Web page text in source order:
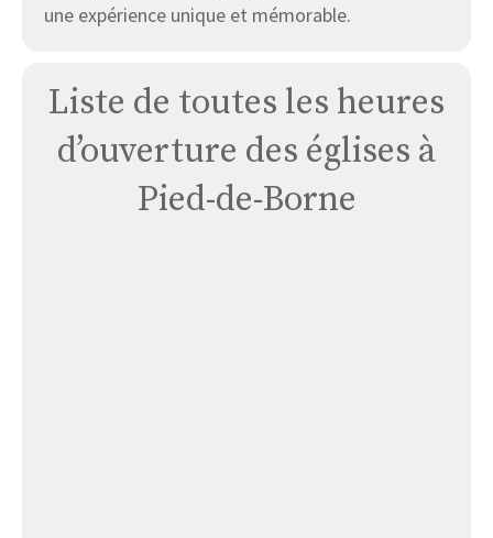
une expérience unique et mémorable.
Liste de toutes les heures
d’ouverture des églises à
Pied-de-Borne